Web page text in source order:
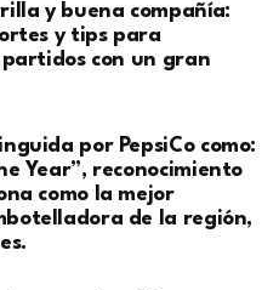
y buena compañía:
y tips para
con un gran
por PepsiCo como:
Year”, reconocimiento
como la mejor
de la región,